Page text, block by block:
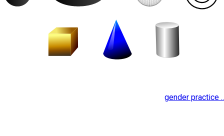
gender practice ..